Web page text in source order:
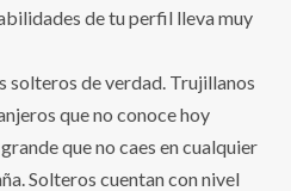
de tu perfil lleva muy
solteros de verdad. Trujillanos
que no conoce hoy
que no caes en cualquier
Solteros cuentan con nivel